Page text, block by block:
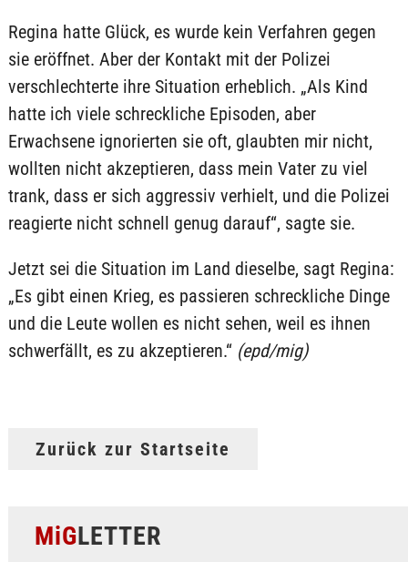
Regina hatte Glück, es wurde kein Verfahren gegen
sie eröffnet. Aber der Kontakt mit der Polizei
verschlechterte ihre Situation erheblich. „Als Kind
hatte ich viele schreckliche Episoden, aber
Erwachsene ignorierten sie oft, glaubten mir nicht,
wollten nicht akzeptieren, dass mein Vater zu viel
trank, dass er sich aggressiv verhielt, und die Polizei
reagierte nicht schnell genug darauf“, sagte sie.
Jetzt sei die Situation im Land dieselbe, sagt Regina:
„Es gibt einen Krieg, es passieren schreckliche Dinge
und die Leute wollen es nicht sehen, weil es ihnen
schwerfällt, es zu akzeptieren.“ (epd/mig)
Zurück zur Startseite
MiGLETTER